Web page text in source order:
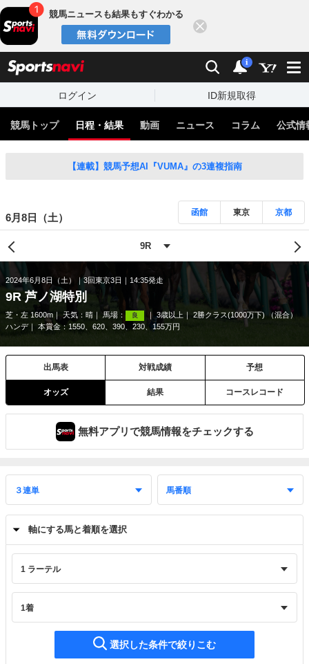
競馬ニュースも結果もすぐわかる
検索 通知
i
ログイン ID新規取得
競馬トップ 日程・結果 動画 ニュース コラム 公式情
【連載】競馬予想AI『VUMA』の3連複指南
6月8日（土） 函館 東京 京都
2024年6月8日（土） 3回東京3日 14:35発走
9R 芦ノ湖特別
芝・左 1600m 天気： 晴 馬場： 良 3歳以上
2勝クラス(1000万下) （混合）
ハンデ
本賞金：1550、620、390、230、155万円
出馬表 対戦成績 予想
オッズ 結果 コースレコード
無料アプリで競馬情報をチェックする
軸にする馬と着順を選択
選択した条件で絞りこむ